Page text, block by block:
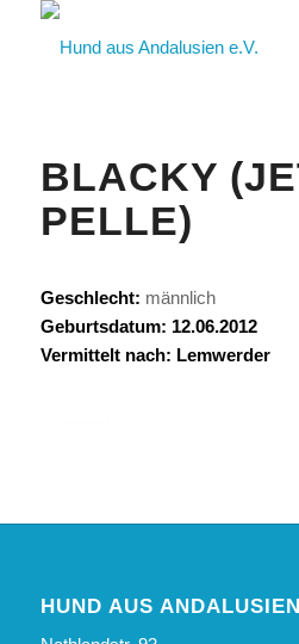
BLACKY
PELLE)
Geschlecht: männlich
Geburtsdatum: 12.06.2012
Vermittelt nach: Lemwerder
HUND AUS